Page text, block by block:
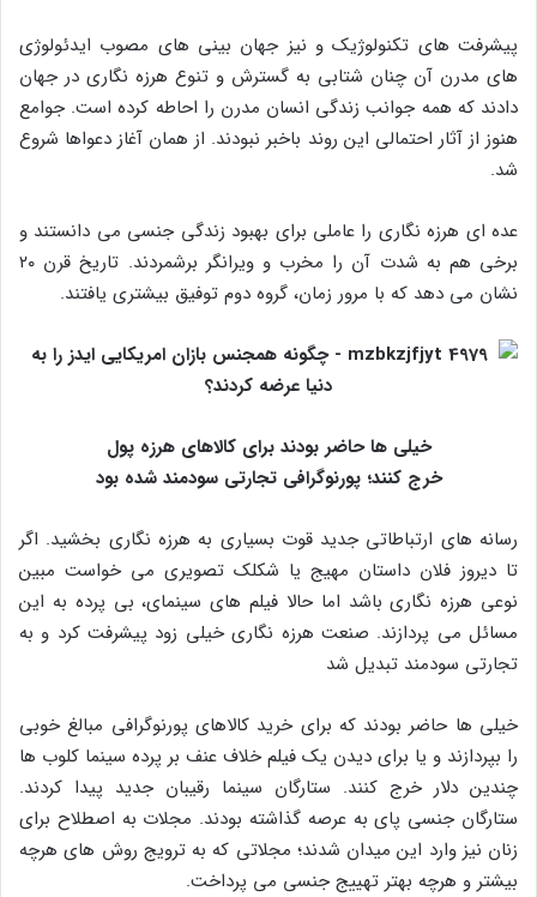
پیشرفت‌ های تکنولوژیک و نیز جهان‌ بینی‌ های مصوب ایدئولوژی‌
های مدرن آن‌ چنان شتابی به گسترش و تنوع هرزه نگاری در جهان
دادند که همه جوانب زندگی انسان مدرن را احاطه کرده است. جوامع
هنوز از آثار احتمالی این روند باخبر نبودند. از همان آغاز دعواها شروع
شد.
عده‌ ای هرزه نگاری را عاملی برای بهبود زندگی جنسی می‌ دانستند و
برخی هم به‌ شدت آن را مخرب و ویرانگر برشمردند. تاریخ قرن ۲۰
نشان می‌ دهد که با مرور زمان، گروه دوم توفیق بیشتری یافتند.
خیلی‌ ها حاضر بودند برای کالاهای هرزه پول
خرج کنند؛ پورنوگرافی تجارتی سودمند شده بود
رسانه‌ های ارتباطاتی جدید قوت بسیاری به هرزه نگاری بخشید. اگر
تا دیروز فلان داستان مهیج یا شکلک تصویری می‌ خواست مبین
نوعی هرزه‌ نگاری باشد اما حالا فیلم‌ های سینمای، بی‌ پرده به این
مسائل می‌ پردازند. صنعت هرزه نگاری خیلی زود پیشرفت کرد و به
تجارتی سودمند تبدیل شد
خیلی‌ ها حاضر بودند که برای خرید کالاهای پورنوگرافی مبالغ خوبی
را بپردازند و یا برای دیدن یک فیلم خلاف عنف بر پرده سینما کلوب‌ ها
چندین دلار خرج کنند. ستارگان سینما رقیبان جدید پیدا کردند.
ستارگان جنسی پای به عرصه گذاشته بودند. مجلات به اصطلاح برای
زنان نیز وارد این میدان شدند؛ مجلاتی که به ترویج روش‌ های هرچه
بیشتر و هرچه بهتر تهییج جنسی می‌ پرداخت.